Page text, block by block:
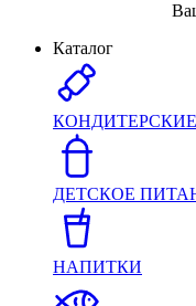
Каталог
ДЕТСКОЕ
НАПИТКИ